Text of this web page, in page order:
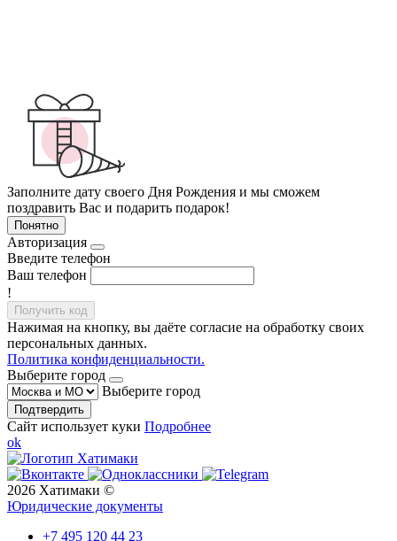
Заполните дату своего Дня Рождения и мы сможем
поздравить Вас и подарить подарок!
Понятно
Авторизация
Введите телефон
Ваш телефон
!
Получить код
Нажимая на кнопку, вы даёте согласие на обработку своих
персональных данных.
Политика конфиденциальности.
Выберите город
Выберите город
Подтвердить
Сайт использует куки Подробнее
ok
2026 Хатимаки ©
Юридические документы
+7 495 120 44 23